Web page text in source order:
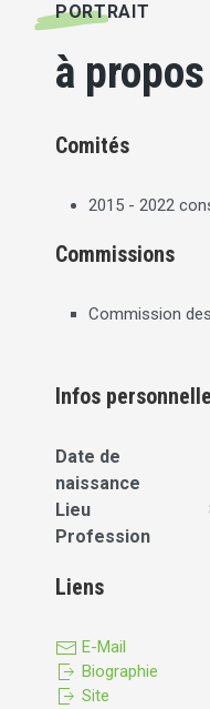
PORTRAIT
à
Comités
2015 - 2022
Commissions
Commission
Infos
Date de
naissance
Lieu
Profession
Liens
E-Mail
Biographie
Site